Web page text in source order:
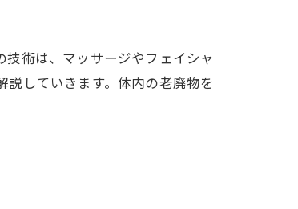
術は、マッサージやフェイシャ
していきます。体内の老廃物を